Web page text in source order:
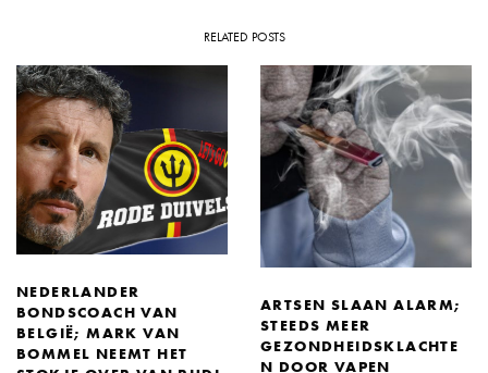
RELATED POSTS
NEDERLANDER
BONDSCOACH VAN
BELGIË; MARK VAN
BOMMEL NEEMT HET
ARTSEN SLAAN ALARM;
STEEDS MEER
GEZONDHEIDSKLACHTE
N DOOR VAPEN